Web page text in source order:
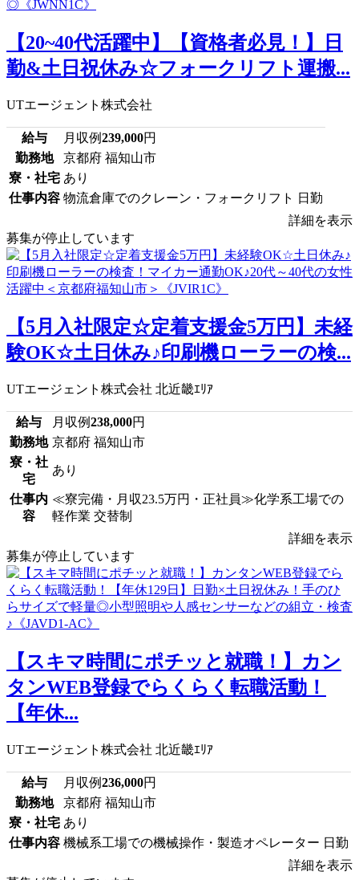
【20~40代活躍中】【資格者必見！】日
勤&土日祝休み☆フォークリフト運搬...
UTエージェント株式会社
給与 月収例239,000円
勤務地
京都府 福知山市
寮・社宅 あり
仕事内容 物流倉庫でのクレーン・フォークリフト 日勤
詳細を表示
募集が停止しています
【5月入社限定☆定着支援金5万円】未経
験OK☆土日休み♪印刷機ローラーの検...
UTエージェント株式会社 北近畿ｴﾘｱ
給与 月収例238,000円
勤務地 京都府 福知山市
寮・社
宅
あり
仕事内
容
≪寮完備・月収23.5万円・正社員≫化学系工場での
軽作業 交替制
詳細を表示
募集が停止しています
【スキマ時間にポチッと就職！】カン
タンWEB登録でらくらく転職活動！
【年休...
UTエージェント株式会社 北近畿ｴﾘｱ
給与 月収例236,000円
勤務地
京都府 福知山市
寮・社宅 あり
仕事内容 機械系工場での機械操作・製造オペレーター 日勤
詳細を表示